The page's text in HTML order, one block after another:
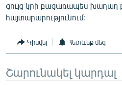
ցույց կրի բացառապես խաղաղ
հայտարարությունում:
Կիսվել Հետևեք մեզ
Շարունակել կարդալ